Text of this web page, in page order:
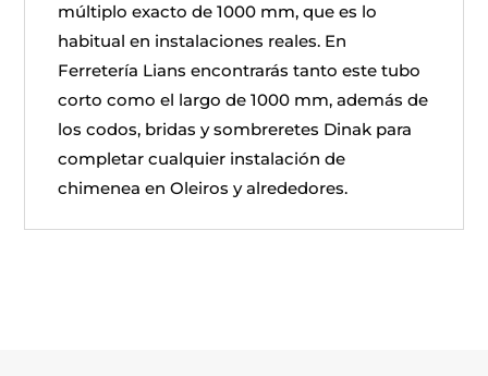
múltiplo exacto de 1000 mm, que es lo
habitual en instalaciones reales. En
Ferretería Lians encontrarás tanto este tubo
corto como el largo de 1000 mm, además de
los codos, bridas y sombreretes Dinak para
completar cualquier instalación de
chimenea en Oleiros y alrededores.